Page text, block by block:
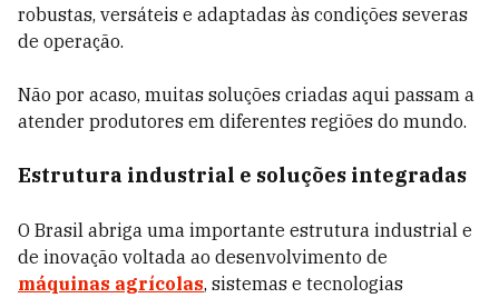
robustas, versáteis e adaptadas às condições severas
de operação.
Não por acaso, muitas soluções criadas aqui passam a
atender produtores em diferentes regiões do mundo.
Estrutura industrial e soluções integradas
O Brasil abriga uma importante estrutura industrial e
de inovação voltada ao desenvolvimento de
máquinas agrícolas, sistemas e tecnologias